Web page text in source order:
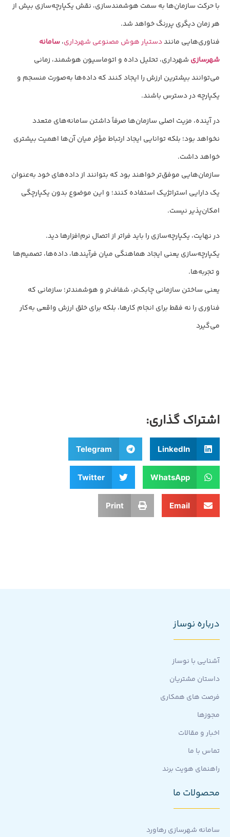
با حرکت سازمان‌ها به سمت هوشمندسازی، نقش یکپارچه‌سازی بیش از
هر زمان دیگری پررنگ خواهد شد.
فناوری‌هایی ماننددستیار هوش مصنوعی شهرداری،سامانه
شهرسازی شهرداری، تحلیل داده و اتوماسیون هوشمند، زمانی
می‌توانند بیشترین ارزش را ایجاد کنند که داده‌ها به‌صورت منسجم و
یکپارچه در دسترس باشند.
در آینده، مزیت اصلی سازمان‌ها صرفاً داشتن سامانه‌های متعدد
نخواهد بود؛ بلکه توانایی ایجاد ارتباط مؤثر میان آن‌ها اهمیت بیشتری
خواهد داشت.
سازمان‌هایی موفق‌تر خواهند بود که بتوانند از داده‌های خود به‌عنوان
یک دارایی استراتژیک استفاده کنند؛ و این موضوع بدون یکپارچگی
امکان‌پذیر نیست.
در نهایت، یکپارچه‌سازی را باید فراتر از اتصال نرم‌افزارها دید.
یکپارچه‌سازی یعنی ایجاد هماهنگی میان فرآیندها، داده‌ها، تصمیم‌ها
و تجربه‌ها.
یعنی ساختن سازمانی چابک‌تر، شفاف‌تر و هوشمندتر؛ سازمانی که
فناوری را نه فقط برای انجام کارها، بلکه برای خلق ارزش واقعی به‌کار
می‌گیرد
اشتراک گذاری:
LinkedIn
Telegram
WhatsApp
Twitter
Email
Print
درباره نوساز
آشنایی با نوساز
داستان مشتریان
فرصت های همکاری
مجوزها
اخبار و مقالات
تماس با ما
راهنمای هویت برند
محصولات ما
سامانه شهرسازی رهاورد